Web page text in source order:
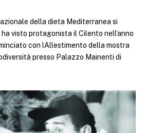
della dieta Mediterranea si
visto protagonista il Cilento nell’anno
con lAllestimento della mostra
presso Palazzo Mainenti di